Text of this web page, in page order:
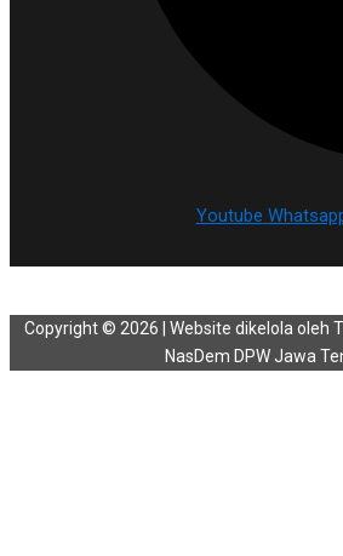
Youtube
Copyright © 2026 | Website dikelola oleh
NasDem DPW Jawa